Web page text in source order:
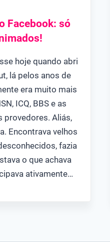
Facebook: só
hoje quando abri
lá pelos anos de
era muito mais
ICQ, BBS e as
provedores. Aliás,
Encontrava velhos
fazia
o que achava
ativamente…